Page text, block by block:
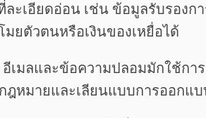
เอียดอ่อน เช่น ข้อมูลรับรองก
ยตัวตนหรือเงินของเหยื่อได้
เมลและข้อความปลอมมักใช้กา
หมายและเลียนแบบการออกแบ